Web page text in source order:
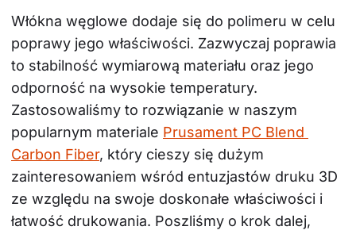
Włókna węglowe dodaje się do polimeru w celu
poprawy jego właściwości. Zazwyczaj poprawia
to stabilność wymiarową materiału oraz jego
odporność na wysokie temperatury.
Zastosowaliśmy to rozwiązanie w naszym
popularnym materiale Prusament PC Blend
Carbon Fiber, który cieszy się dużym
zainteresowaniem wśród entuzjastów druku 3D
ze względu na swoje doskonałe właściwości i
łatwość drukowania. Poszliśmy o krok dalej,